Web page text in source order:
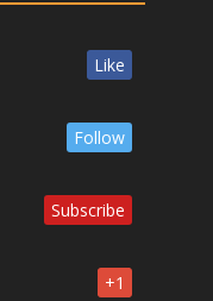
Like
Follow
Subscribe
+1